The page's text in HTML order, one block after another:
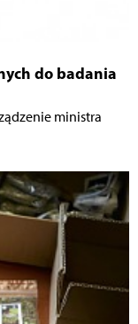
do badania
ministra